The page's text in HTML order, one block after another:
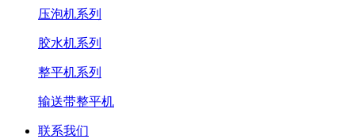
压泡机系列
胶水机系列
整平机系列
输送带整平机
联系我们